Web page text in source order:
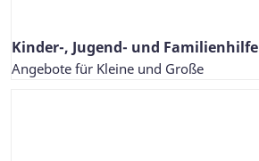
Kinder-, Jugend- und Familienhilfe
Angebote für Kleine und Große